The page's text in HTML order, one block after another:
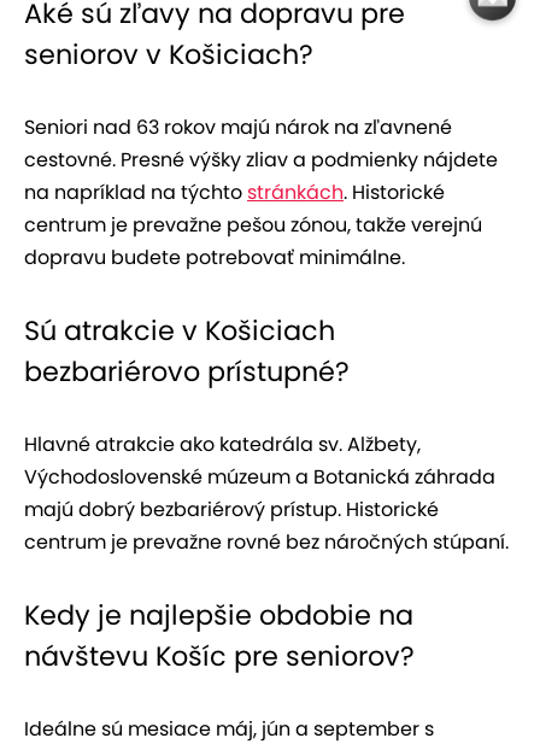
Aké sú zľavy na dopravu pre
seniorov v Košiciach?
Seniori nad 63 rokov majú nárok na zľavnené
cestovné. Presné výšky zliav a podmienky nájdete
na napríklad na týchto stránkách. Historické
centrum je prevažne pešou zónou, takže verejnú
dopravu budete potrebovať minimálne.
Sú atrakcie v Košiciach
bezbariérovo prístupné?
Hlavné atrakcie ako katedrála sv. Alžbety,
Východoslovenské múzeum a Botanická záhrada
majú dobrý bezbariérový prístup. Historické
centrum je prevažne rovné bez náročných stúpaní.
Kedy je najlepšie obdobie na
návštevu Košíc pre seniorov?
Ideálne sú mesiace máj, jún a september s